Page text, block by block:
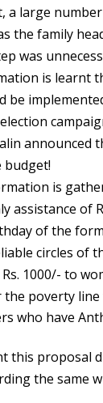
a large
the family
was
is learnt
be
announced
budget!
is
assistance of
of the
circles of
1000/- to
poverty
who have
this proposal
the same